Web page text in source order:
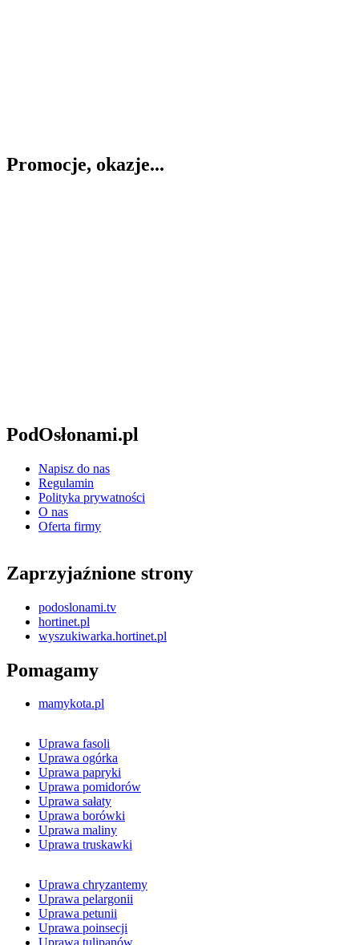
Promocje, okazje...
PodOsłonami.pl
Napisz do nas
Regulamin
Polityka prywatności
O nas
Oferta firmy
Zaprzyjaźnione strony
podoslonami.tv
hortinet.pl
wyszukiwarka.hortinet.pl
Pomagamy
mamykota.pl
Uprawa fasoli
Uprawa ogórka
Uprawa papryki
Uprawa pomidorów
Uprawa sałaty
Uprawa borówki
Uprawa maliny
Uprawa truskawki
Uprawa chryzantemy
Uprawa pelargonii
Uprawa petunii
Uprawa poinsecji